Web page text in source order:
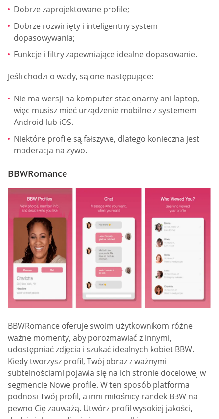
Dobrze zaprojektowane profile;
Dobrze rozwinięty i inteligentny system
dopasowywania;
Funkcje i filtry zapewniające idealne dopasowanie.
Jeśli chodzi o wady, są one następujące:
Nie ma wersji na komputer stacjonarny ani laptop,
więc musisz mieć urządzenie mobilne z systemem
Android lub iOS.
Niektóre profile są fałszywe, dlatego konieczna jest
moderacja na żywo.
BBWRomance
BBWRomance oferuje swoim użytkownikom różne
ważne momenty, aby porozmawiać z innymi,
udostępniać zdjęcia i szukać idealnych kobiet BBW.
Kiedy tworzysz profil, Twój obraz z ważnymi
subtelnościami pojawia się na ich stronie docelowej w
segmencie Nowe profile. W ten sposób platforma
podnosi Twój profil, a inni miłośnicy randek BBW na
pewno Cię zauważą. Utwórz profil wysokiej jakości,